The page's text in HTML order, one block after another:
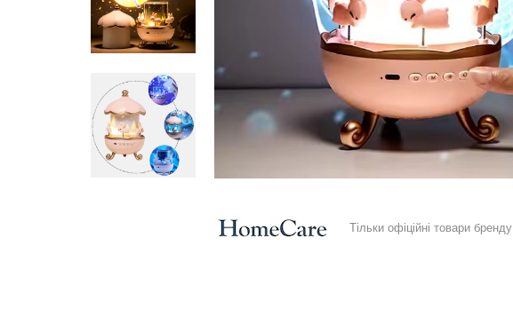
Тільки офіційні товари бренду